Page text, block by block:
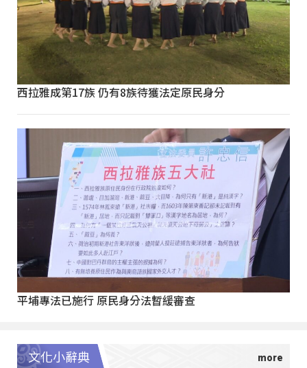
西拉雅成第17族 仍有8族待獲法定原民身分
平埔專法已施行 原民身分法暫緩審查
文化小辭典